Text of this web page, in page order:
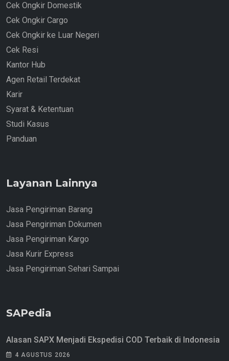
Cek Ongkir Domestik
Cek Ongkir Cargo
Cek Ongkir ke Luar Negeri
Cek Resi
Kantor Hub
Agen Retail Terdekat
Karir
Syarat & Ketentuan
Studi Kasus
Panduan
Layanan Lainnya
Jasa Pengiriman Barang
Jasa Pengiriman Dokumen
Jasa Pengiriman Kargo
Jasa Kurir Express
Jasa Pengiriman Sehari Sampai
SAPedia
Alasan SAPX Menjadi Ekspedisi COD Terbaik di Indonesia
4 AGUSTUS 2026